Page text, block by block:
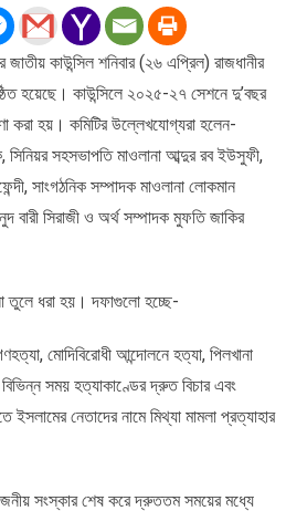
ইসলামের
নতুন
কমিটি
ঘোষণা
জাতীয় কাউন্সিল শনিবার (২৬ এপ্রিল) রাজধানীর
হয়েছে। কাউন্সিলে ২০২৫-২৭ সেশনে দু’বছর
করা হয়। কমিটির উল্লেখযোগ্যরা হলেন-
সিনিয়র সহসভাপতি মাওলানা আব্দুর রব ইউসুফী,
সাংগঠনিক সম্পাদক মাওলানা লোকমান
বারী সিরাজী ও অর্থ সম্পাদক মুফতি জাকির
তুলে ধরা হয়। দফাগুলো হচ্ছে-
মোদিবিরোধী আন্দোলনে হত্যা, পিলখানা
সময় হত্যাকাণ্ডের দ্রুত বিচার এবং
নেতাদের নামে মিথ্যা মামলা প্রত্যাহার
সংস্কার শেষ করে দ্রুততম সময়ের মধ্যে